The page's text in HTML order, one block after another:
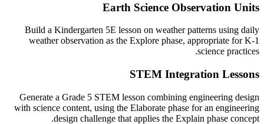
Earth Science Observation Units
Build a Kindergarten 5E lesson on weather patterns using daily
weather observation as the Explore phase, appropriate for K-1
science practices.
STEM Integration Lessons
Generate a Grade 5 STEM lesson combining engineering design
with science content, using the Elaborate phase for an engineering
design challenge that applies the Explain phase concept.